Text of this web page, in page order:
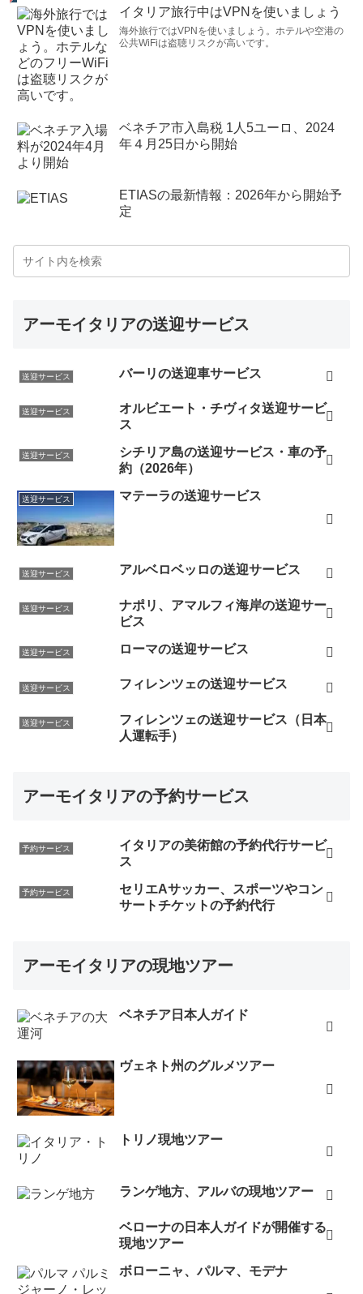
イタリア旅行中はVPNを使いましょう
海外旅行ではVPNを使いましょう。ホテルや空港の
公共WiFiは盗聴リスクが高いです。
ベネチア市入島税 1人5ユーロ、2024
年４月25日から開始
ETIASの最新情報：2026年から開始予
定
アーモイタリアの送迎サービス
送迎サービス バーリの送迎車サービス
送迎サービス
オルビエート・チヴィタ送迎サービ
ス
送迎サービス
シチリア島の送迎サービス・車の予
約（2026年）
送迎サービス マテーラの送迎サービス
送迎サービス アルベロベッロの送迎サービス
送迎サービス
ナポリ、アマルフィ海岸の送迎サー
ビス
送迎サービス ローマの送迎サービス
送迎サービス フィレンツェの送迎サービス
送迎サービス
フィレンツェの送迎サービス（日本
人運転手）
アーモイタリアの予約サービス
予約サービス
イタリアの美術館の予約代行サービ
ス
予約サービス
セリエAサッカー、スポーツやコン
サートチケットの予約代行
アーモイタリアの現地ツアー
ベネチア日本人ガイド
ヴェネト州のグルメツアー
トリノ現地ツアー
ランゲ地方、アルバの現地ツアー
ベローナの日本人ガイドが開催する
現地ツアー
ボローニャ、パルマ、モデナ